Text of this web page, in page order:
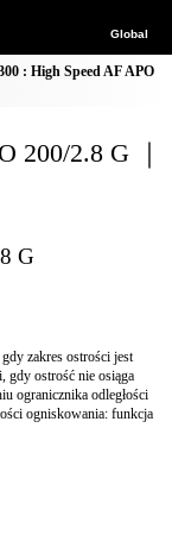
Global
: High Speed AF APO
200/2.8 G ｜
G
zakres ostrości jest
gdy ostrość nie osiąga
ogranicznika odległości
ogniskowania: funkcja